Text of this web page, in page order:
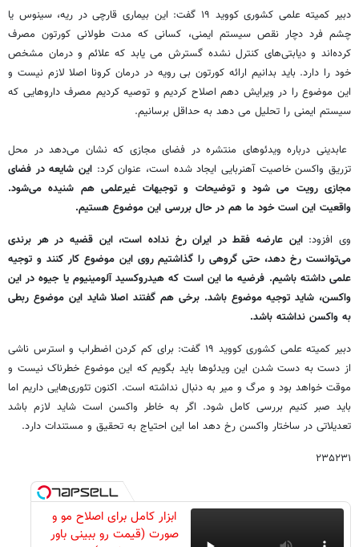
دبیر کمیته علمی کشوری کووید ۱۹ گفت: این بیماری قارچی در ریه، سینوس یا
چشم فرد دچار نقص سیستم ایمنی، کسانی که مدت طولانی کورتون مصرف
کرده‌اند و دیابتی‌های کنترل نشده گسترش می ‌یابد که علائم و درمان مشخص
خود را دارد. باید بدانیم ارائه کورتون بی‌ رویه در درمان کرونا اصلا لازم نیست و
این موضوع را در ویرایش دهم اصلاح کردیم و توصیه کردیم مصرف داروهایی که
سیستم ایمنی را تحلیل می ‌دهد به حداقل برسانیم.
عابدینی درباره ویدئوهای منتشره در فضای مجازی که نشان می‌دهد در محل
تزریق واکسن خاصیت آهنربایی ایجاد شده است، عنوان کرد: این شایعه در فضای
مجازی رویت می‌ شود و توضیحات و توجیهات غیرعلمی هم شنیده می‌شود.
واقعیت این است خود ما هم در حال بررسی این موضوع هستیم.
وی افزود:این عارضه فقط در ایران رخ نداده است، این قضیه در هر برندی
می‌توانست رخ دهد، حتی گروهی را گذاشتیم روی این موضوع کار کنند و توجیه
علمی داشته باشیم. فرضیه ما این است که هیدروکسید آلومینیوم یا جیوه در این
واکسن، شاید توجیه موضوع باشد. برخی هم گفتند اصلا شاید این موضوع ربطی
به واکسن نداشته باشد.
دبیر کمیته علمی کشوری کووید ۱۹ گفت: برای کم کردن اضطراب و استرس ناشی
از دست به دست شدن این ویدئوها باید بگویم که این موضوع خطرناک نیست و
موقت خواهد بود و مرگ و میر به دنبال نداشته است. اکنون تئوری‌هایی داریم اما
باید صبر کنیم بررسی کامل شود. اگر به خاطر واکسن است شاید لازم باشد
تعدیلاتی در ساختار واکسن رخ دهد اما این احتیاج به تحقیق و مستندات دارد.
۲۳۵۲۳۱
ابزار کامل برای اصلاح مو و
صورت (قیمت رو ببینی باور